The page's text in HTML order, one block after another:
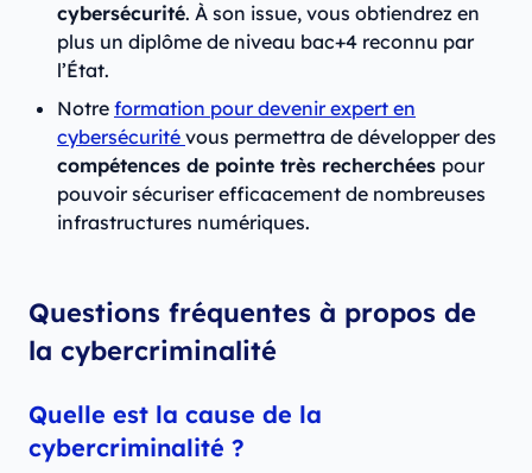
cybersécurité. À son issue, vous obtiendrez en
plus un diplôme de niveau bac+4 reconnu par
l’État.
Notre formation pour devenir expert en
cybersécurité vous permettra de développer des
compétences de pointe très recherchées pour
pouvoir sécuriser efficacement de nombreuses
infrastructures numériques.
Questions fréquentes à propos de
la cybercriminalité
Quelle est la cause de la
cybercriminalité ?